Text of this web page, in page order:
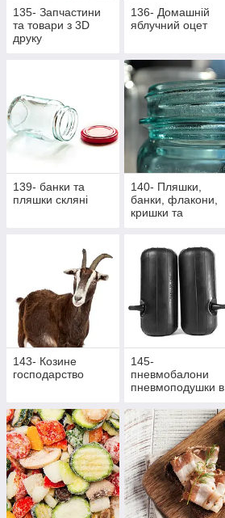
135- Запчастини
та товари з 3D
друку
136- Домашній
яблучний оцет
139- банки та
пляшки скляні
140- Пляшки,
банки, флакони,
кришки та
закупорщики
143- Козине
господарство
145-
пневмобалони
пневмоподушки в